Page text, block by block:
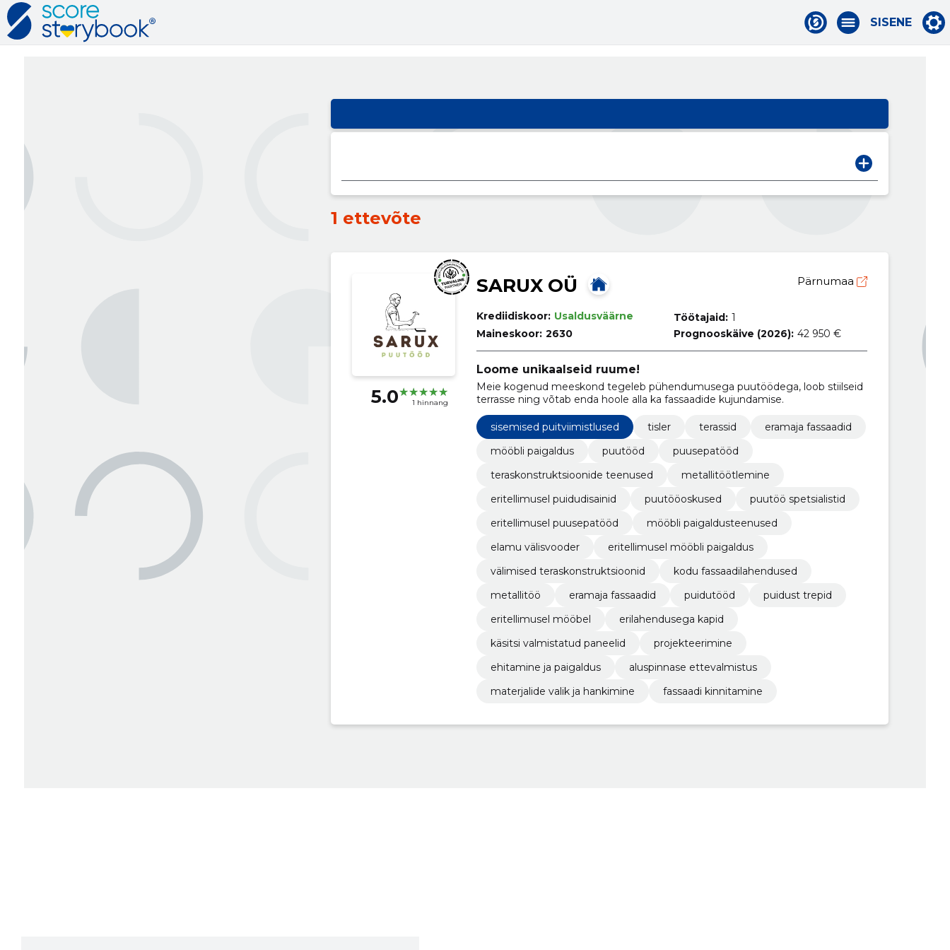
SISENE
1 ettevõte
5.0 1 hinnang
SARUX OÜ Pärnumaa
Krediidiskoor: Usaldusväärne
Maineskoor: 2630
Töötajaid: 1
Prognooskäive (2026): 42 950 €
Loome unikaalseid ruume!
Meie kogenud meeskond tegeleb pühendumusega puutöödega, loob stiilseid
terrasse ning võtab enda hoole alla ka fassaadide kujundamise.
sisemised puitviimistlused tisler terassid
eramaja fassaadid
mööbli paigaldus
puutööd
puusepatööd
teraskonstruktsioonide teenused
metallitöötlemine
eritellimusel puidudisainid
puutööoskused
puutöö spetsialistid
eritellimusel puusepatööd
mööbli paigaldusteenused
elamu välisvooder
eritellimusel mööbli paigaldus
välimised teraskonstruktsioonid
kodu fassaadilahendused
metallitöö
eramaja fassaadid puidutööd
puidust trepid
eritellimusel mööbel
erilahendusega kapid
käsitsi valmistatud paneelid
projekteerimine
ehitamine ja paigaldus
aluspinnase ettevalmistus
materjalide valik ja hankimine
fassaadi kinnitamine